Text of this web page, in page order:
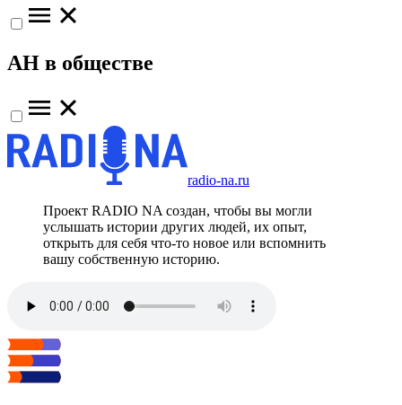
АН в обществе
radio-na.ru
Проект RADIO NA создан, чтобы вы могли
услышать истории других людей, их опыт,
открыть для себя что-то новое или вспомнить
вашу собственную историю.